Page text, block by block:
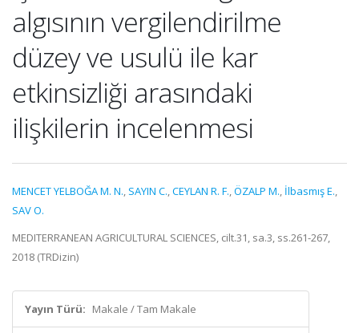
algısının vergilendirilme
düzey ve usulü ile kar
etkinsizliği arasındaki
ilişkilerin incelenmesi
MENCET YELBOĞA M. N., SAYIN C.,CEYLAN R. F.,ÖZALP M., İlbasmış E.,
SAV O.
MEDITERRANEAN AGRICULTURAL SCIENCES, cilt.31, sa.3, ss.261-267,
2018 (TRDizin)
Yayın Türü: Makale / Tam Makale